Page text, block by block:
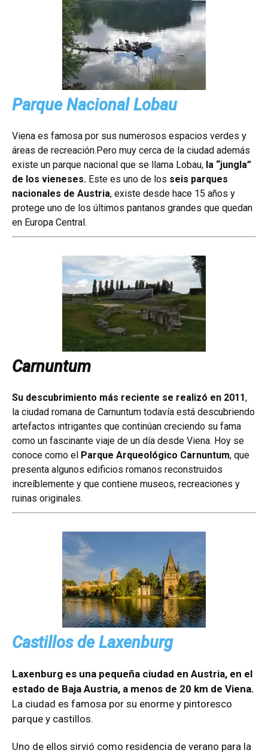
Parque Nacional Lobau
Viena es famosa por sus numerosos espacios verdes y
áreas de recreación.Pero muy cerca de la ciudad además
existe un parque nacional que se llama Lobau, la “jungla”
de los vieneses. Este es uno de los seis parques
nacionales de Austria, existe desde hace 15 años y
protege uno de los últimos pantanos grandes que quedan
en Europa Central.
Carnuntum
Su descubrimiento más reciente se realizó en 2011,
la ciudad romana de Carnuntum todavía está descubriendo
artefactos intrigantes que continúan creciendo su fama
como un fascinante viaje de un día desde Viena. Hoy se
conoce como el Parque Arqueológico Carnuntum, que
presenta algunos edificios romanos reconstruidos
increíblemente y que contiene museos, recreaciones y
ruinas originales.
Castillos de Laxenburg
Laxenburg es una pequeña ciudad en Austria, en el
estado de Baja Austria, a menos de 20 km de Viena.
La ciudad es famosa por su enorme y pintoresco
parque y castillos.
Uno de ellos sirvió como residencia de verano para la